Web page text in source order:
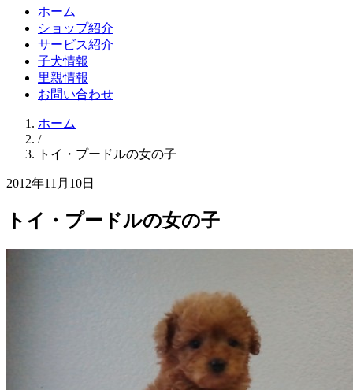
ホーム
ショップ紹介
サービス紹介
子犬情報
里親情報
お問い合わせ
ホーム
/
トイ・プードルの女の子
2012年11月10日
トイ・プードルの女の子